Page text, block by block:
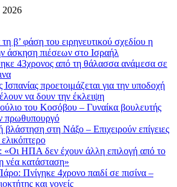
2026
β’ φάση του ειρηνευτικού σχεδίου η
άσκηση πιέσεων στο Ισραήλ
43χρονος από τη θάλασσα ανάμεσα σε
προετοιμάζεται για την υποδοχή
να δουν την έκλειψη
του Κοσόβου – Γυναίκα βουλευτής
πρωθυπουργό
στη Νάξο – Επιχειρούν επίγειες
«Οι ΗΠΑ δεν έχουν άλλη επιλογή από το
νέα κατάσταση»
Πνίγηκε 4χρονο παιδί σε πισίνα –
και γονείς